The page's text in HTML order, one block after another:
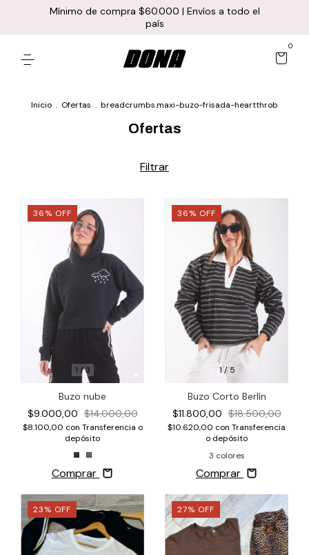
Mínimo de compra $60.000 | Envíos a todo el
país
0
Inicio . Ofertas . breadcrumbs.maxi-buzo-frisada-heartthrob
Ofertas
Filtrar
1 /3
36% OFF
Buzo nube
$9.000,00 $14.000,00
$8.100,00 con Transferencia o
depósito
Comprar
1/5
36% OFF
Buzo Corto Berlín
$11.800,00 $18.500,00
$10.620,00 con Transferencia
o depósito
3 colores
Comprar
23% OFF 27% OFF